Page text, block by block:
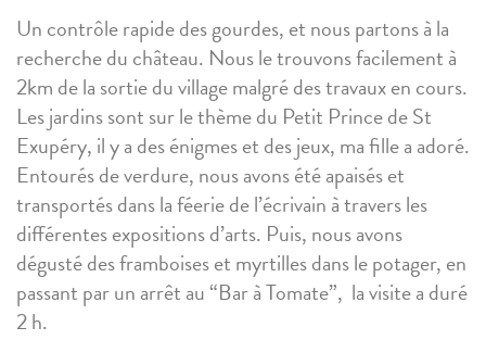
Un contrôle rapide des gourdes, et nous partons à la
recherche du château. Nous le trouvons facilement à
2km de la sortie du village malgré des travaux en cours.
Les jardins sont sur le thème du Petit Prince de St
Exupéry, il y a des énigmes et des jeux, ma fille a adoré.
Entourés de verdure, nous avons été apaisés et
transportés dans la féerie de l’écrivain à travers les
différentes expositions d’arts. Puis, nous avons
dégusté des framboises et myrtilles dans le potager, en
passant par un arrêt au “Bar à Tomate”, la visite a duré
2 h.